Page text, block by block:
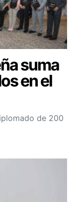
suma
en el
de 200